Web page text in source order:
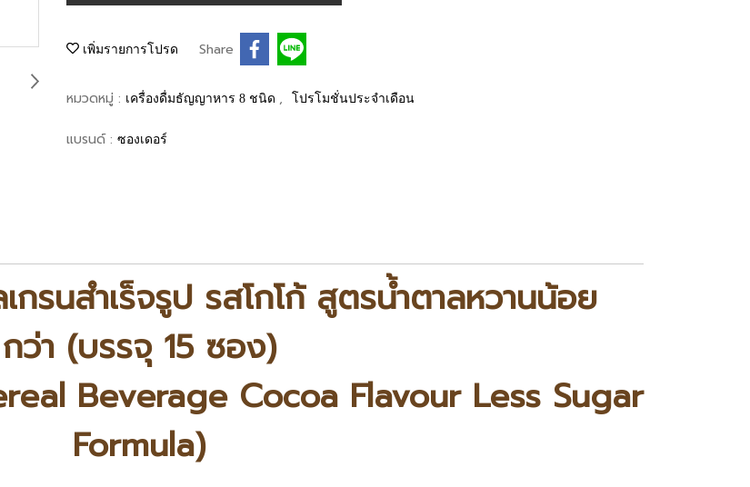
เพิ่มรายการโปรด Share
หมวดหมู่ : เครื่องดื่มธัญญาหาร 8 ชนิด , โปรโมชั่นประจำเดือน
แบรนด์ : ซองเดอร์
รนสำเร็จรูป รสโกโก้ สูตรน้ำตาลหวานน้อย
กว่า (บรรจุ 15 ซอง)
Beverage Cocoa Flavour Less Sugar
Formula)